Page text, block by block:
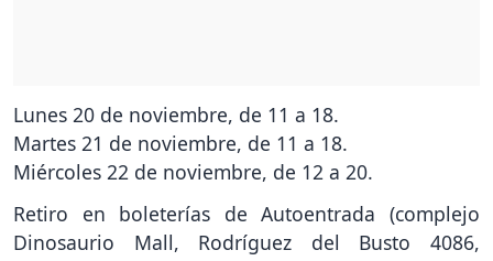
Lunes 20 de noviembre, de 11 a 18.
Martes 21 de noviembre, de 11 a 18.
Miércoles 22 de noviembre, de 12 a 20.
Retiro en boleterías de Autoentrada (complejo
Dinosaurio Mall, Rodríguez del Busto 4086,